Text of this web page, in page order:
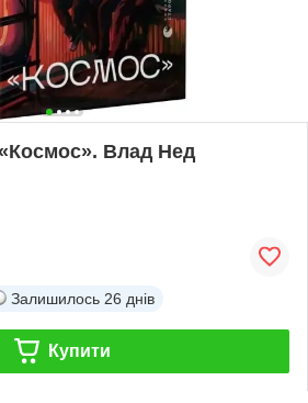
Влад Нед
Залишилось 26 днів
Купити